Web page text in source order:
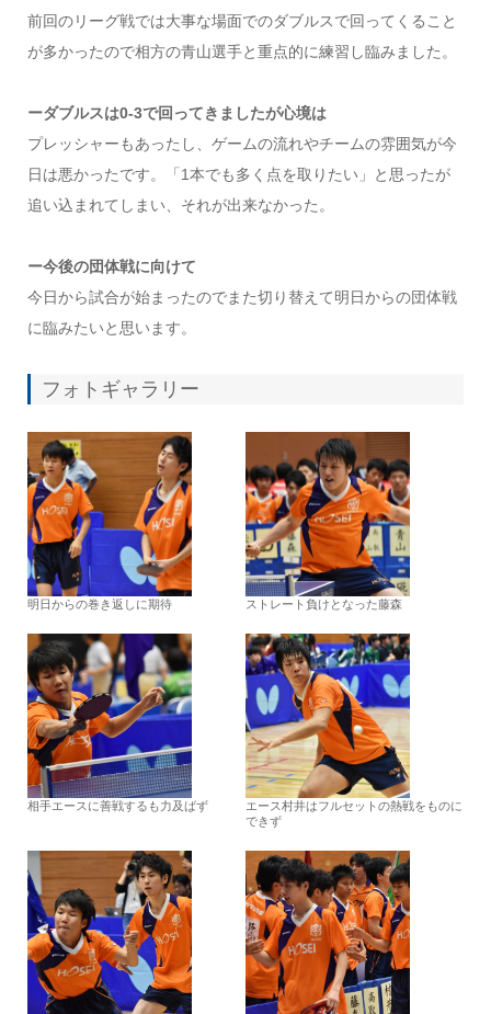
前回のリーグ戦では大事な場面でのダブルスで回ってくること
が多かったので相方の青山選手と重点的に練習し臨みました。
ーダブルスは0-3で回ってきましたが心境は
プレッシャーもあったし、ゲームの流れやチームの雰囲気が今
日は悪かったです。「1本でも多く点を取りたい」と思ったが
追い込まれてしまい、それが出来なかった。
ー今後の団体戦に向けて
今日から試合が始まったのでまた切り替えて明日からの団体戦
に臨みたいと思います。
フォトギャラリー
明日からの巻き返しに期待 ストレート負けとなった藤森
相手エースに善戦するも力及ばず
エース村井はフルセットの熱戦をものに
できず